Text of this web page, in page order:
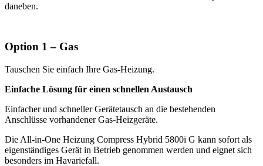
Option 1 – Gas
Tauschen Sie einfach Ihre Gas-Heizung.
Einfache Lösung für einen schnellen Austausch
Einfacher und schneller Gerätetausch an die bestehenden
Anschlüsse vorhandener Gas-Heizgeräte.
Die All-in-One Heizung Compress Hybrid 5800i G kann sofort als
eigenständiges Gerät in Betrieb genommen werden und eignet sich
besonders im Havariefall.